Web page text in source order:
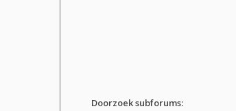
Doorzoek subforums: